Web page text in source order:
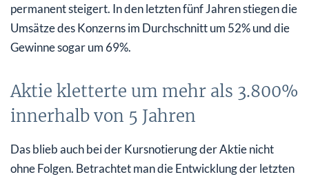
permanent steigert. In den letzten fünf Jahren stiegen die
Umsätze des Konzerns im Durchschnitt um 52% und die
Gewinne sogar um 69%.
Aktie kletterte um mehr als 3.800%
innerhalb von 5 Jahren
Das blieb auch bei der Kursnotierung der Aktie nicht
ohne Folgen. Betrachtet man die Entwicklung der letzten